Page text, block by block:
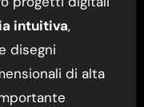
intuitiva,
disegni
di alta